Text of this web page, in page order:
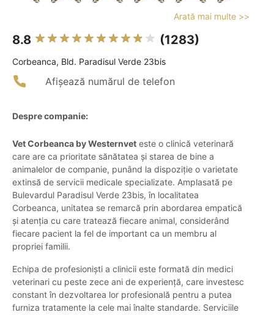
Arată mai multe >>
8.8 (1283)
Corbeanca, Bld. Paradisul Verde 23bis
Afișează numărul de telefon
Despre companie:
Vet Corbeanca by Westernvet este o clinică veterinară
care are ca prioritate sănătatea și starea de bine a
animalelor de companie, punând la dispoziție o varietate
extinsă de servicii medicale specializate. Amplasată pe
Bulevardul Paradisul Verde 23bis, în localitatea
Corbeanca, unitatea se remarcă prin abordarea empatică
și atenția cu care tratează fiecare animal, considerând
fiecare pacient la fel de important ca un membru al
propriei familii.
Echipa de profesioniști a clinicii este formată din medici
veterinari cu peste zece ani de experiență, care investesc
constant în dezvoltarea lor profesională pentru a putea
furniza tratamente la cele mai înalte standarde. Serviciile